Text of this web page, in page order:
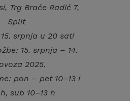
Trg Braće Radić 7,
Split
srpnja u 20 sati
15. srpnja – 14.
2025.
pon – pet 10–13 i
h, sub 10–13 h